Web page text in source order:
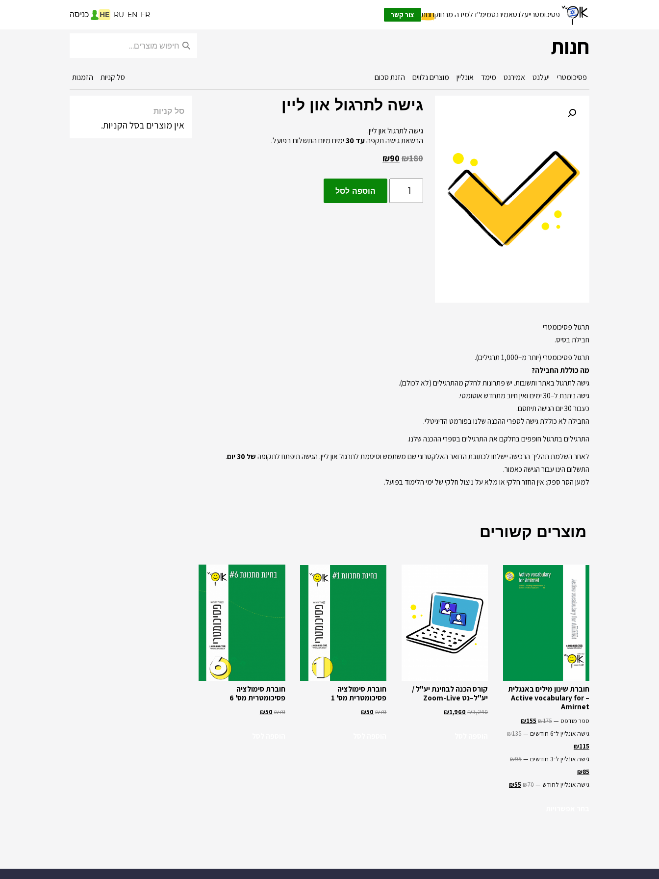
פסיכומטרייעלנטאמירנטמימ"דלמידה מרחוקחנות צור קשר HE RU EN FR כניסה
חנות
סל קניות הזמנות פסיכומטרי יעלנט אמירנט מימד אונליין מוצרים נלווים הזנת סכום
גישה לתרגול און ליין
גישה לתרגול און ליין.
הרשאת גישה תקפהעד 30 ימים מיום התשלום בפועל.
₪180
₪90
הוספה לסל
תרגול פסיכומטרי
חבילת בסיס.
תרגול פסיכומטרי (יותר מ–1,000 תרגילים).
מה כוללת החבילה?
גישה לתרגול באתר ותשובות. יש פתרונות לחלק מהתרגילים (לא לכולם).
גישה ניתנת ל–30 ימים ואין חיוב מתחדש אוטומטי.
כעבור 30 יום הגישה תיחסם.
החבילה לא כוללת גישה לספרי ההכנה שלנו בפורמט הדיגיטלי.
התרגילים בתרגול חופפים בחלקם את התרגילים בספרי ההכנה שלנו.
לאחר השלמת תהליך הרכישה יישלחו לכתובת הדואר האלקטרוני שם משתמש וסיסמת לתרגול און ליין. הגישה תיפתח לתקופה של 30 יום
.
התשלום הינו עבור הגישה כאמור.
למען הסר ספק: אין החזר חלקי או מלא על ניצול חלקי של ימי הלימוד בפועל.
מוצרים קשורים
חוברת שינון מילים באנגלית
– Active vocabulary for
Amirnet
ספר מודפס — ₪175
₪155
גישה אונליין ל־6 חודשים —
₪135
₪115
גישה אונליין ל־3 חודשים —
₪95
₪85
גישה אונליין לחודש —
₪70
₪55
קורס הכנה לבחינת יע"ל /
יע"ל–נט Zoom-Live
₪3,240
₪1,960
חוברת סימולציה
פסיכומטרית מס' 1
₪70
₪50
חוברת סימולציה
פסיכומטרית מס' 6
₪70
₪50
סל קניות
אין מוצרים בסל הקניות.